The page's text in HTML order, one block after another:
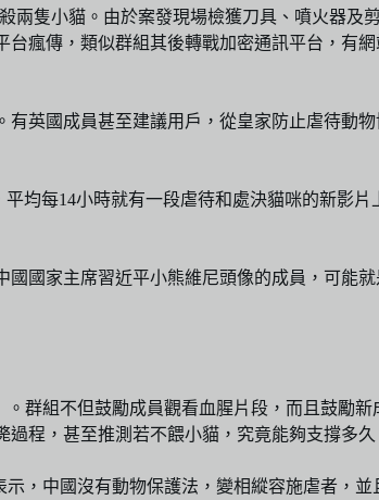
兩隻小貓。由於案發現場檢獲刀具、噴火器及
瘋傳，類似群組其後轉戰加密通訊平台，有
英國成員甚至建議用戶，從皇家防止虐待動
均每14小時就有一段虐待和處決貓咪的新影
國家主席習近平小熊維尼頭像的成員，可能
群組不但鼓勵成員觀看血腥片段，而且鼓勵
程，甚至推測若不餵小貓，究竟能夠支撐多
，中國沒有動物保護法，變相縱容施虐者，